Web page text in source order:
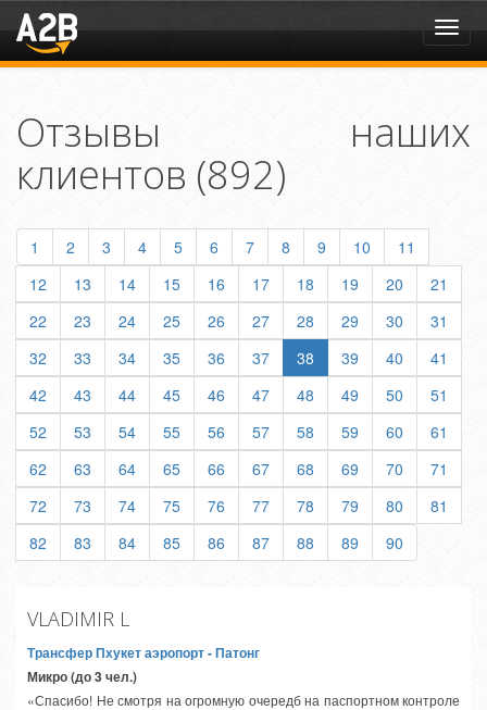
Отзывы наших
клиентов (892)
1 2 3 4 5 6 7 8 9 10
11
12
13 14 15 16 17 18 19 20
21
22
23 24 25 26 27 28 29 30
31
32
33 34 35 36 37 38 39 40
41
42
43 44 45 46 47 48 49 50
51
52
53 54 55 56 57 58 59 60
61
62
63 64 65 66 67 68 69 70
71
72
73 74 75 76 77 78 79 80
81
82
83 84 85 86 87 88 89 90
VLADIMIR L
Трансфер Пхукет аэропорт- Патонг
Микро (до 3 чел.)
«Спасибо! Не смотря на огромную очередб на паспортном контроле